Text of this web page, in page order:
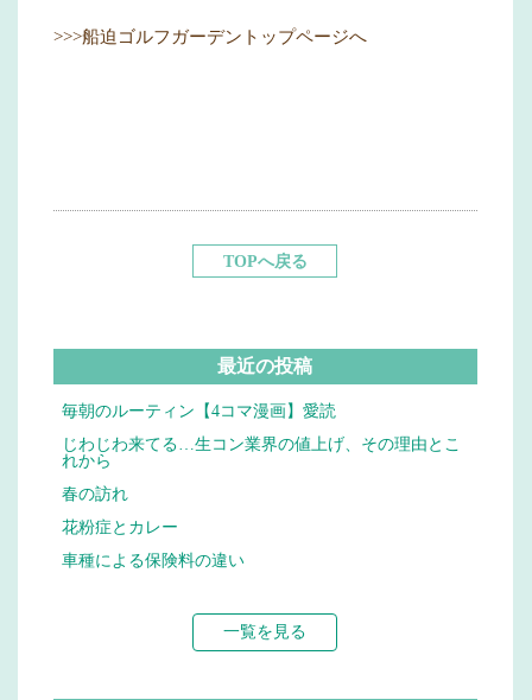
>>>船迫ゴルフガーデントップページへ
TOPへ戻る
最近の投稿
毎朝のルーティン【4コマ漫画】愛読
じわじわ来てる…生コン業界の値上げ、その理由とこ
れから
春の訪れ
花粉症とカレー
車種による保険料の違い
一覧を見る